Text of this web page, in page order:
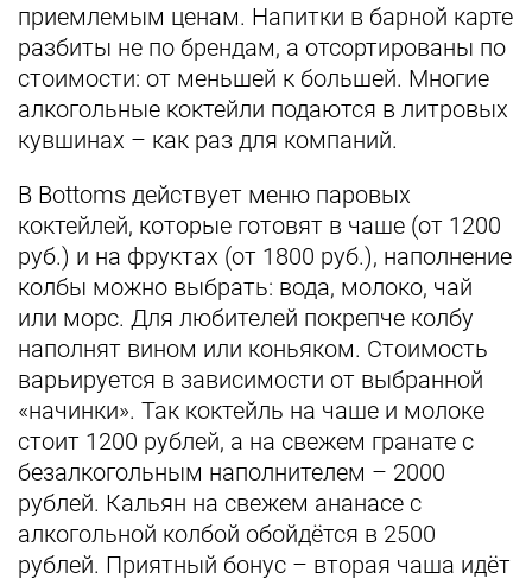
приемлемым ценам. Напитки в барной карте
разбиты не по брендам, а отсортированы по
стоимости: от меньшей к большей. Многие
алкогольные коктейли подаются в литровых
кувшинах – как раз для компаний.
В Bottoms действует меню паровых
коктейлей, которые готовят в чаше (от 1200
руб.) и на фруктах (от 1800 руб.), наполнение
колбы можно выбрать: вода, молоко, чай
или морс. Для любителей покрепче колбу
наполнят вином или коньяком. Стоимость
варьируется в зависимости от выбранной
«начинки». Так коктейль на чаше и молоке
стоит 1200 рублей, а на свежем гранате с
безалкогольным наполнителем – 2000
рублей. Кальян на свежем ананасе с
алкогольной колбой обойдётся в 2500
рублей. Приятный бонус – вторая чаша идёт